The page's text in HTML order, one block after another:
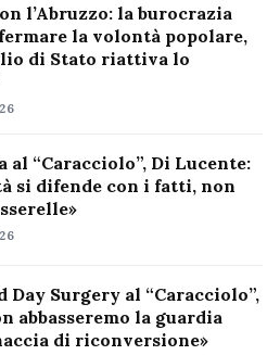
l’Abruzzo: la burocrazia
la volontà popolare,
di Stato riattiva lo
al “Caracciolo”, Di Lucente:
si difende con i fatti, non
Day Surgery al “Caracciolo”,
abbasseremo la guardia
di riconversione»